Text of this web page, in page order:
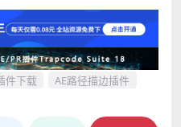
件下载
AE路径描边插件